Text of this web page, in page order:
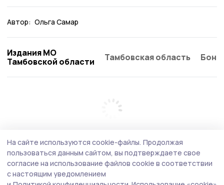
Автор: Ольга Самар
Издания МО
Тамбовской области
Тамбовская область
На сайте используются cookie-файлы. Продолжая
пользоваться данным сайтом, вы подтверждаете свое
согласие на использование файлов cookie в соответствии
с настоящим уведомлением